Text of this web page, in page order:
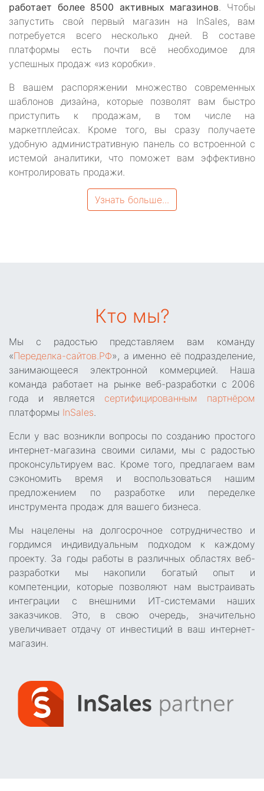
работает более 8500 активных магазинов. Чтобы
запустить свой первый магазин на InSales, вам
потребуется всего несколько дней. В составе
платформы есть почти всё необходимое для
успешных продаж «из коробки».
В вашем распоряжении множество современных
шаблонов дизайна, которые позволят вам быстро
приступить к продажам, в том числе на
маркетплейсах. Кроме того, вы сразу получаете
удобную административную панель со встроенной с
истемой аналитики, что поможет вам эффективно
контролировать продажи.
Узнать больше...
Кто мы?
Мы с радостью представляем вам команду
«Переделка-сайтов.РФ», а именно её подразделение,
занимающееся электронной коммерцией. Наша
команда работает на рынке веб-разработки с 2006
года и является сертифицированным партнёром
платформы InSales.
Если у вас возникли вопросы по созданию простого
интернет-магазина своими силами, мы с радостью
проконсультируем вас. Кроме того, предлагаем вам
сэкономить время и воспользоваться нашим
предложением по разработке или переделке
инструмента продаж для вашего бизнеса.
Мы нацелены на долгосрочное сотрудничество и
гордимся индивидуальным подходом к каждому
проекту. За годы работы в различных областях веб-
разработки мы накопили богатый опыт и
компетенции, которые позволяют нам выстраивать
интеграции с внешними ИТ-системами наших
заказчиков. Это, в свою очередь, значительно
увеличивает отдачу от инвестиций в ваш интернет-
магазин.